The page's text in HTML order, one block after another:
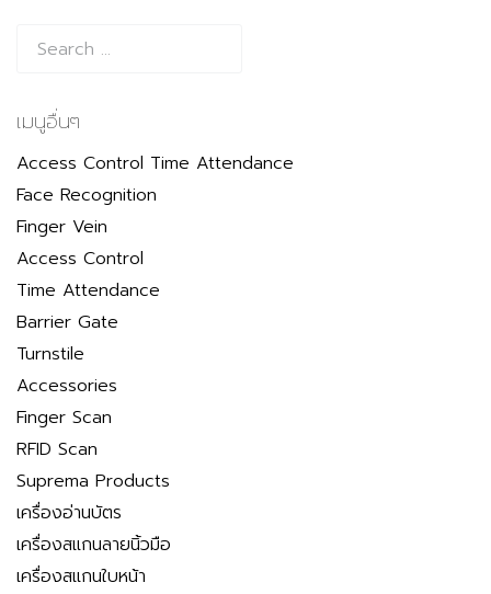
เมนูอื่นๆ
Access Control Time Attendance
Face Recognition
Finger Vein
Access Control
Time Attendance
Barrier Gate
Turnstile
Accessories
Finger Scan
RFID Scan
Suprema Products
เครื่องอ่านบัตร
เครื่องสแกนลายนิ้วมือ
เครื่องสแกนใบหน้า